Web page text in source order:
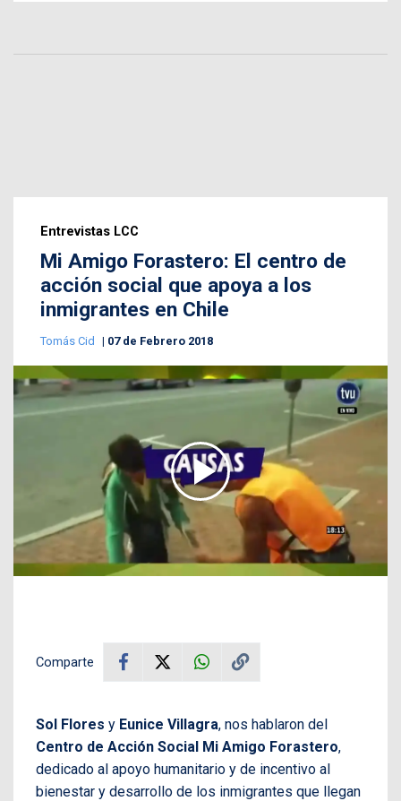
Entrevistas LCC
Mi Amigo Forastero: El centro de
acción social que apoya a los
inmigrantes en Chile
Tomás Cid 07 de Febrero 2018
Comparte
Sol Flores y Eunice Villagra, nos hablaron del
Centro de Acción Social Mi Amigo Forastero,
dedicado al apoyo humanitario y de incentivo al
bienestar y desarrollo de los inmigrantes que llegan